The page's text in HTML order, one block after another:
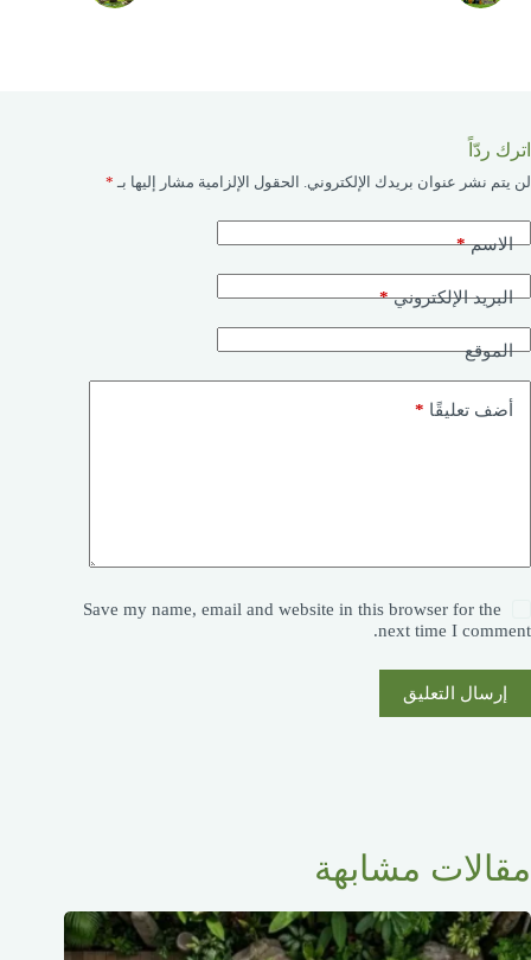
اترك ردّاً
لن يتم نشر عنوان بريدك الإلكتروني. الحقول الإلزامية مشار إليها بـ *
الاسم*
البريد الإلكتروني*
الموقع
أضف تعليقًا *
Save my name, email and website in this browser for the
next time I comment.
إرسال التعليق
مقالات مشابهة